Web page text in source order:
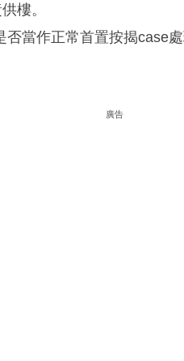
樓。
當作正常首置按揭case
廣告